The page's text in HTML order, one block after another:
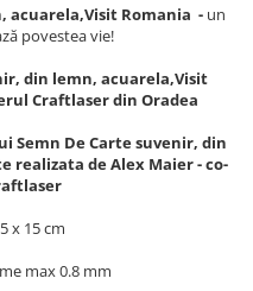
acuarela,Visit Romania - un
povestea vie!
din lemn, acuarela,Visit
Craftlaser din Oradea
Semn De Carte suvenir, din
realizata de Alex Maier - co-
x 15 cm
max 0.8 mm